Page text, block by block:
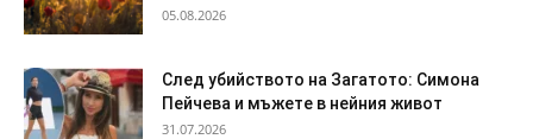
05.08.2026
След убийството на Загатото: Симона
Пейчева и мъжете в нейния живот
31.07.2026